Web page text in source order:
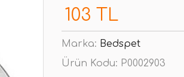
103 TL
Marka: Bedspet
Ürün Kodu: P0002903